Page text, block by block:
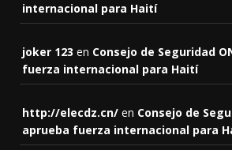
internacional para Haití
joker 123 en Consejo de Seguridad
fuerza internacional para Haití
http://elecdz.cn/ en Consejo de
aprueba fuerza internacional para